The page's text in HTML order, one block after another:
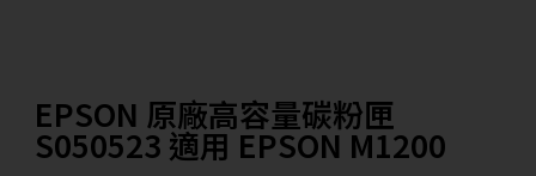
EPSON 原廠高容量碳粉匣
S050523 適用 EPSON M1200